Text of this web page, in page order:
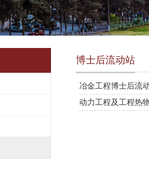
博士后流动站
冶金工程博士后流
动力工程及工程热